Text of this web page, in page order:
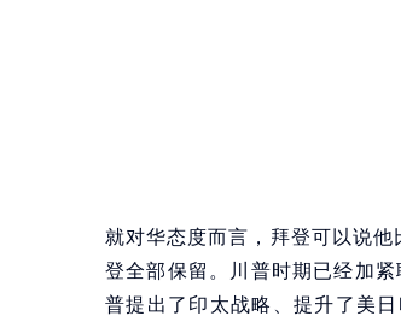
就对华态度而言，拜登可以说
登全部保留。川普时期已经加
普提出了印太战略、提升了美